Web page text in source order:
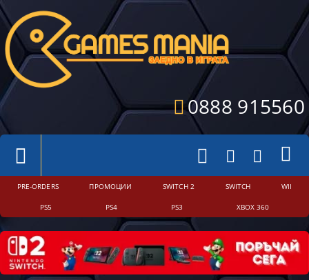
0888 915560
PRE-ORDERS ПРОМОЦИИ SWITCH 2 SWITCH WII
PS5 PS4 PS3 XBOX 360